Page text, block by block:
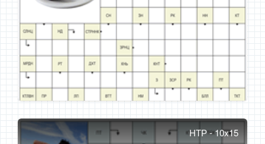
НТР - 10x15